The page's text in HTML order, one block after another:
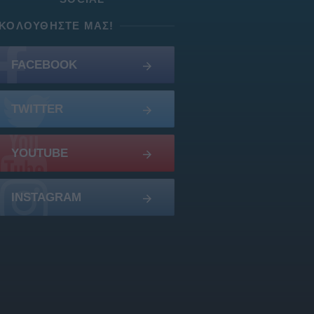
ΜΑΣ!
FACEBOOK
TWITTER
YOUTUBE
INSTAGRAM